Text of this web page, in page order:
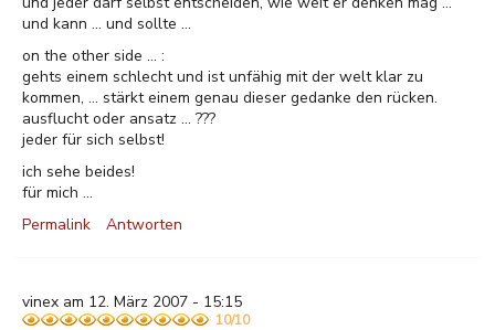
und kann ... und sollte ...
on the other side ... :
gehts einem schlecht und ist unfähig mit der welt klar zu
kommen, ... stärkt einem genau dieser gedanke den rücken.
ausflucht oder ansatz ... ???
jeder für sich selbst!
ich sehe beides!
für mich ...
Permalink
Antworten
vinex am 12. März 2007 - 15:15
10/10